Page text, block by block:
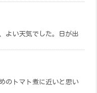
よい天気でした。日が出
のトマト煮に近いと思い